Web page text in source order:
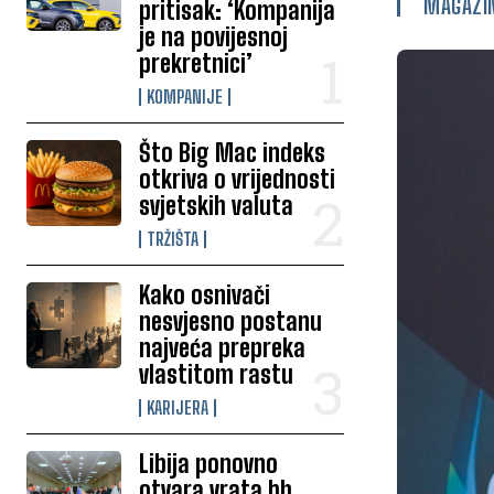
pritisak: ‘Kompanija
je na povijesnoj
prekretnici’
KOMPANIJE
Što Big Mac indeks
otkriva o vrijednosti
svjetskih valuta
TRŽIŠTA
Kako osnivači
nesvjesno postanu
najveća prepreka
vlastitom rastu
KARIJERA
Libija ponovno